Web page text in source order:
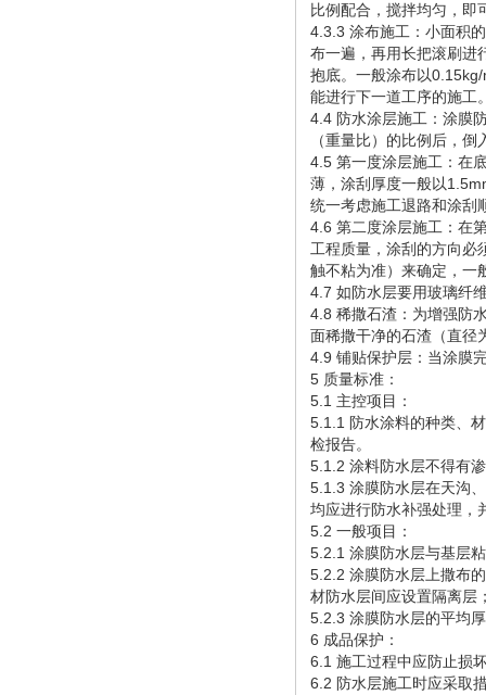
比例配合，搅拌均匀，即
4.3.3 涂布施工：小面积
布一遍，再用长把滚刷进
抱底。一般涂布以
能进行下一道工序的施工
4.4 防水涂层施工：涂膜
（重量比）的比例后，
4.5 第一度涂层施工：在
薄，涂刮厚度一般以
统一考虑施工退路和涂刮
4.6 第二度涂层施工：在
工程质量，涂刮的方向必
触不粘为准）来确定，一
4.7 如防水层要用玻璃纤
4.8 稀撒石渣：为增强防
面稀撒干净的石渣（直径
4.9 铺贴保护层：当涂膜
5 质量标准：
5.1 主控项目：
5.1.1 防水涂料的种类、
检报告。
5.1.2 涂料防水层不得有
5.1.3 涂膜防水层在天沟
均应进行防水补强处理，
5.2 一般项目：
5.2.1 涂膜防水层与基层
5.2.2 涂膜防水层上撒布
材防水层间应设置隔离层
5.2.3 涂膜防水层的平均
6 成品保护：
6.1 施工过程中应防止损
6.2 防水层施工时应采取